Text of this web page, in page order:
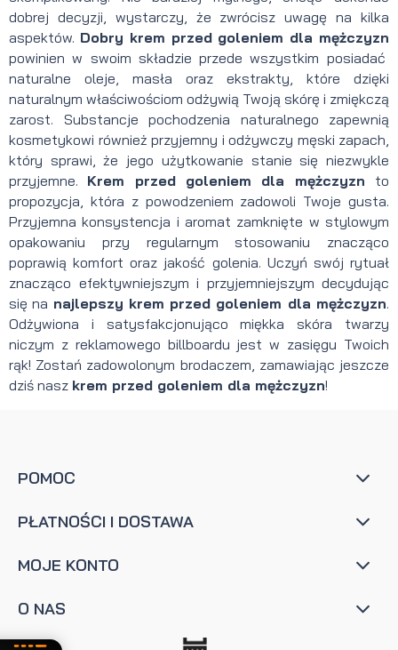
dobrej decyzji, wystarczy, że zwrócisz uwagę na kilka
aspektów. Dobry krem przed goleniem dla mężczyzn
powinien w swoim składzie przede wszystkim posiadać
naturalne oleje, masła oraz ekstrakty, które dzięki
naturalnym właściwościom odżywią Twoją skórę i zmiękczą
zarost. Substancje pochodzenia naturalnego zapewnią
kosmetykowi również przyjemny i odżywczy męski zapach,
który sprawi, że jego użytkowanie stanie się niezwykle
przyjemne. Krem przed goleniem dla mężczyzn to
propozycja, która z powodzeniem zadowoli Twoje gusta.
Przyjemna konsystencja i aromat zamknięte w stylowym
opakowaniu przy regularnym stosowaniu znacząco
poprawią komfort oraz jakość golenia. Uczyń swój rytuał
znacząco efektywniejszym i przyjemniejszym decydując
się na najlepszy krem przed goleniem dla mężczyzn.
Odżywiona i satysfakcjonująco miękka skóra twarzy
niczym z reklamowego billboardu jest w zasięgu Twoich
rąk! Zostań zadowolonym brodaczem, zamawiając jeszcze
dziś nasz krem przed goleniem dla mężczyzn!
POMOC
PŁATNOŚCI I DOSTAWA
MOJE KONTO
O NAS